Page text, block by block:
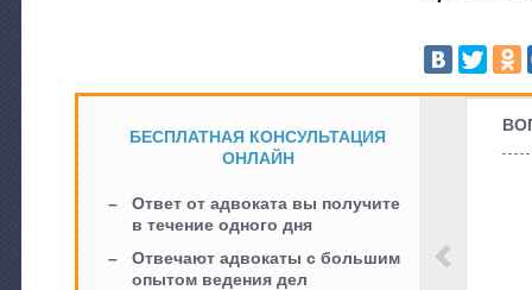
БЕСПЛАТНАЯ КОНСУЛЬТАЦИЯ
ОНЛАЙН
Ответ от адвоката вы получите
в течение одного дня
Отвечают адвокаты с большим
опытом ведения дел